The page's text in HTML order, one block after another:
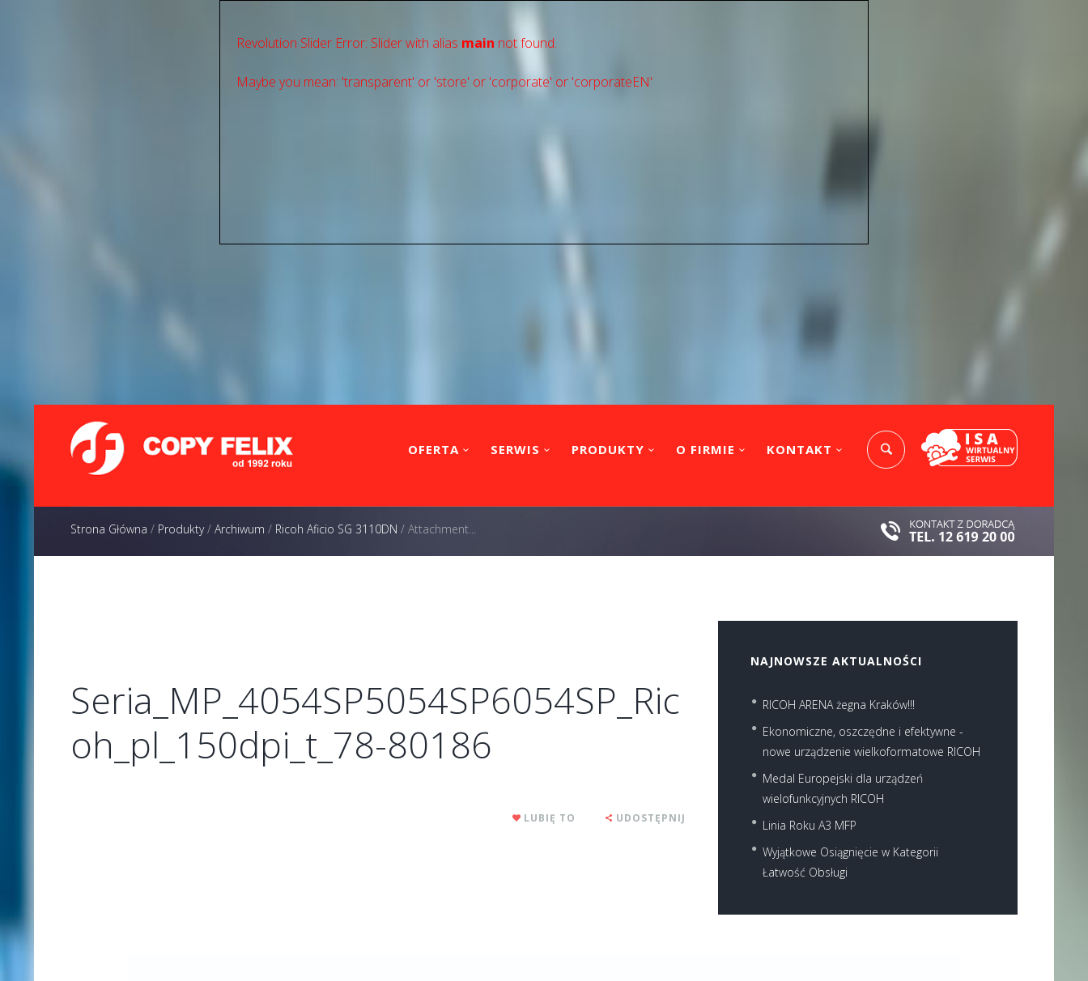
Revolution Slider Error: Slider with alias main not found.
Maybe you mean: 'transparent' or 'store' or 'сorporate' or 'corporateEN'
OFERTA SERWIS PRODUKTY O FIRMIE KONTAKT
Strona Główna / Produkty/ Archiwum / Ricoh Aficio SG 3110DN / Attachment...
Seria_MP_4054SP5054SP6054SP_Ric
oh_pl_150dpi_t_78-80186
LUBIĘ TO UDOSTĘPNIJ
NAJNOWSZE AKTUALNOŚCI
RICOH ARENA żegna Kraków!!!
Ekonomiczne, oszczędne i efektywne -
nowe urządzenie wielkoformatowe RICOH
Medal Europejski dla urządzeń
wielofunkcyjnych RICOH
Linia Roku A3 MFP
Wyjątkowe Osiągnięcie w Kategorii
Łatwość Obsługi